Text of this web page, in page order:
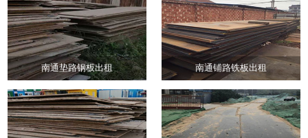
南通垫路钢板出租 南通铺路铁板出租